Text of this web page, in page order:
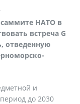
саммите НАТО в
встреча G
отведенную
и
до 2030